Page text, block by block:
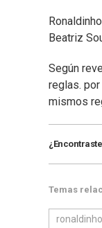
Beatriz
Según
reglas.
mismos
Temas
ronaldinho